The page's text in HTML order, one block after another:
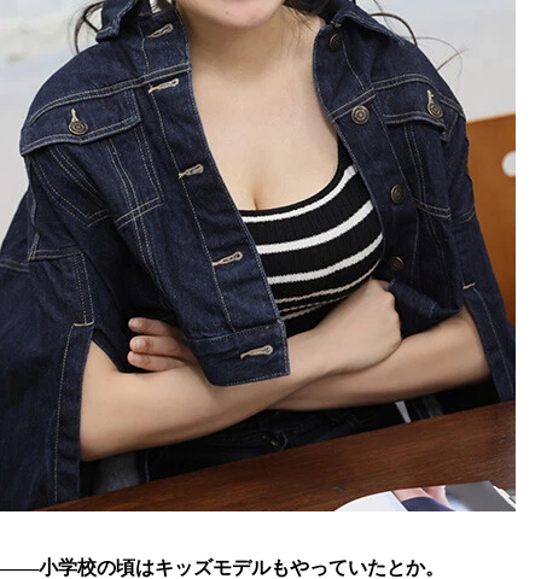
――小学校の頃はキッズモデルもやっていたとか。